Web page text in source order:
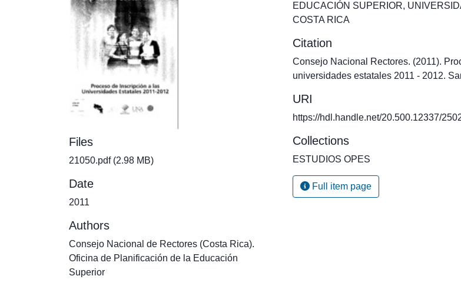
Files
21050.pdf(2.98 MB)
Date
2011
Authors
Consejo Nacional de Rectores (Costa Rica).
Oficina de Planificación de la Educación
Superior
EDUCACIÓN SUPERIOR,
COSTA RICA
Citation
Consejo Nacional Rectores. (2011).
universidades estatales 2011 - 2012.
URI
https://hdl.handle.net/20.500.12337/
Collections
ESTUDIOS OPES
Full item page